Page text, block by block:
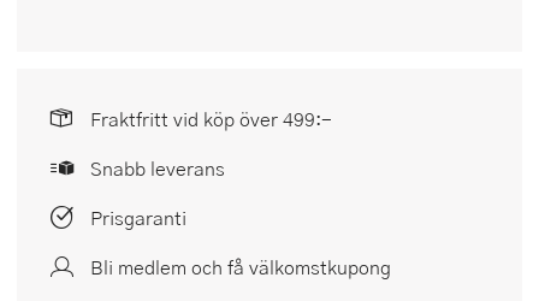
Fraktfritt vid köp över 499:-
Snabb leverans
Prisgaranti
Bli medlem och få välkomstkupong